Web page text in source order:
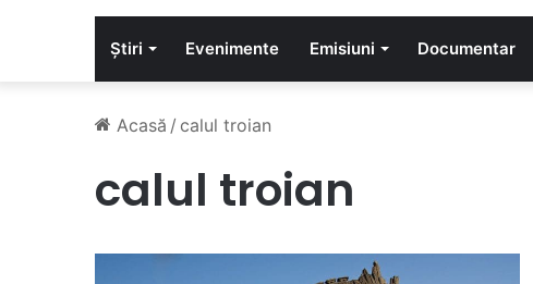
Știri Evenimente Emisiuni Documentar
Acasă / calul troian
calul troian